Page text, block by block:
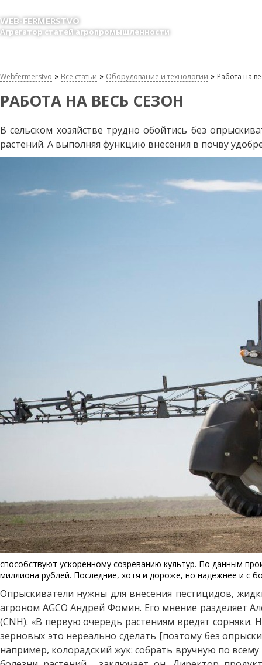
WEB-FERMERSTVO
Агрегатор статей агропромышленности
Webfermerstvo » Все статьи » Оборудование и технологии » Работа на
РАБОТА НА ВЕСЬ СЕЗОН
В сельском хозяйстве трудно обойтись без
растений. А выполняя функцию внесения в почву
способствуют ускоренному созреванию культур. По данным
миллиона рублей. Последние, хотя и дороже, но надежнее и с
Опрыскиватели нужны для внесения пестицидов,
агроном AGCO Андрей Фомин. Его мнение разделяет
(CNH). «В первую очередь растениям вредят
зерновых это нереально сделать [поэтому без
например, колорадский жук: собрать вручную по